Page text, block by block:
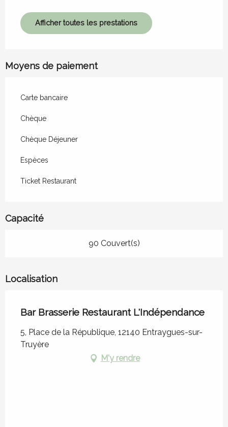
Afficher toutes les prestations
Moyens de paiement
Carte bancaire
Chèque
Chèque Déjeuner
Espèces
Ticket Restaurant
Capacité
90 Couvert(s)
Localisation
Bar Brasserie Restaurant L'Indépendance
5, Place de la République, 12140 Entraygues-sur-
Truyère
M'y rendre